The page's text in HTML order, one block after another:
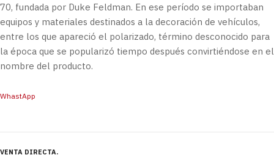
70, fundada por Duke Feldman. En ese período se importaban
equipos y materiales destinados a la decoración de vehículos,
entre los que apareció el polarizado, término desconocido para
la época que se popularizó tiempo después convirtiéndose en el
nombre del producto.
WhastApp
VENTA DIRECTA